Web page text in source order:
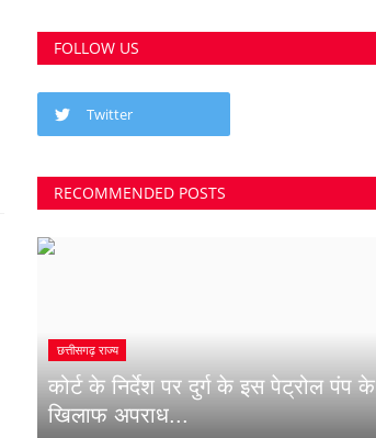
FOLLOW US
Twitter
RECOMMENDED POSTS
छत्तीसगढ़ राज्य
कोर्ट के निर्देश पर दुर्ग के इस पेट्रोल पंप के
खिलाफ अपराध...